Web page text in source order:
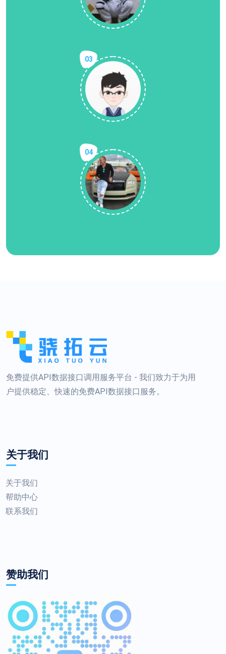
03
04
免费提供API数据接口调用服务平台 - 我们致力于为用
户提供稳定、快速的免费API数据接口服务。
关于我们
关于我们
帮助中心
联系我们
赞助我们